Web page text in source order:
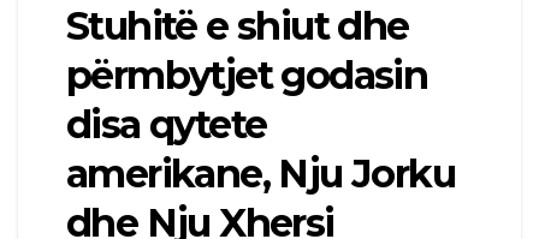
Stuhitë e shiut dhe
përmbytjet godasin
disa qytete
amerikane, Nju Jorku
dhe Nju Xhersi